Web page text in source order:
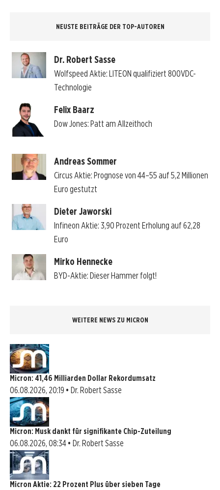
NEUSTE BEITRÄGE DER TOP-AUTOREN
Dr. Robert Sasse
Wolfspeed Aktie: LITEON qualifiziert 800VDC-
Technologie
Felix Baarz
Dow Jones: Patt am Allzeithoch
Andreas Sommer
Circus Aktie: Prognose von 44–55 auf 5,2 Millionen
Euro gestutzt
Dieter Jaworski
Infineon Aktie: 3,90 Prozent Erholung auf 62,28
Euro
Mirko Hennecke
BYD-Aktie: Dieser Hammer folgt!
WEITERE NEWS ZU MICRON
Micron: 41,46 Milliarden Dollar Rekordumsatz
06.08.2026, 20:19 • Dr. Robert Sasse
Micron: Musk dankt für signifikante Chip-Zuteilung
06.08.2026, 08:34 • Dr. Robert Sasse
Micron Aktie: 22 Prozent Plus über sieben Tage